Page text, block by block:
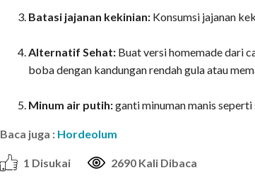
Batasi jajanan kekinian: Konsumsi jajanan
Alternatif Sehat: Buat versi homemade dari
boba dengan kandungan rendah gula atau
Minum air putih:ganti minuman manis
Baca juga : Hordeolum
1 Disukai 2690 Kali Dibaca